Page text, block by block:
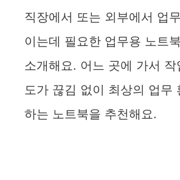
직장에서 또는 외부에서 업
이는데 필요한 업무용 노트
소개해요. 어느 곳에 가서
도가 끊김 없이 최상의 업무
하는 노트북을 추천해요.